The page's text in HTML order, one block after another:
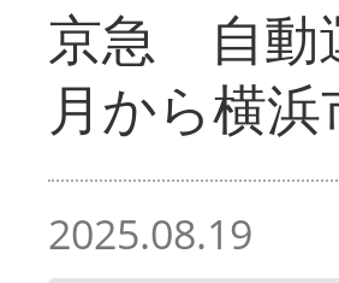
京急 自動
月から横
2025.08.19